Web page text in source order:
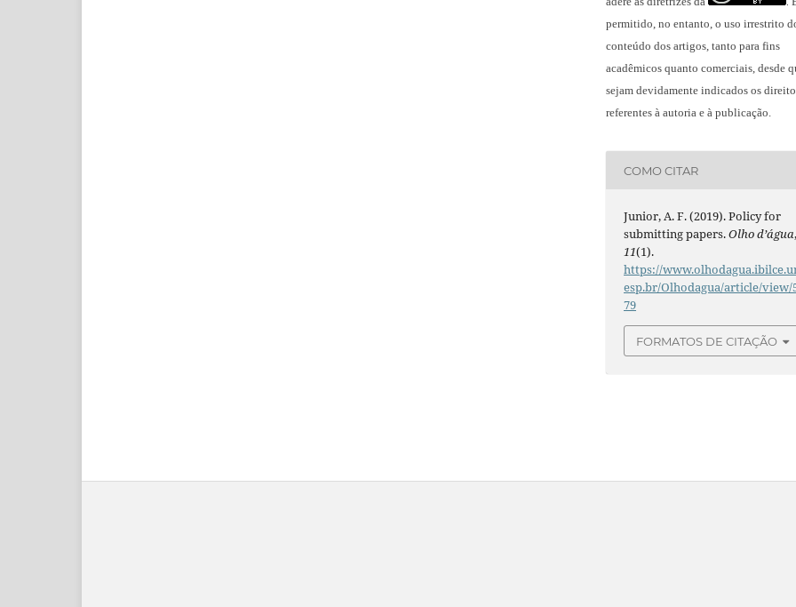
.
permitido, no entanto, o uso irrestrito
conteúdo dos artigos, tanto para fins
acadêmicos quanto comerciais, desde
sejam devidamente indicados os
referentes à autoria e à publicação.
COMO CITAR
Junior, A. F. (2019). Policy for
submitting papers.Olho d’água,
11(1).
https://
esp.br/Olhodagua/article/view/
79
FORMATOS DE CITAÇÃO